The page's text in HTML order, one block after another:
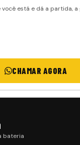
você está e dá a partida,
CHAMAR AGORA
bateria